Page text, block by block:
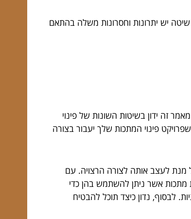
שיטה יש יתרונות וחסרונות משלה בהתאם
זה ידון בשיטות השונות של פינוי
פינוי המתכות שלך יעבור בצורה
מנת לעצב אותה לצורה הרצויה. עם
מתכות אשר ניתן להשתמש בהן כדי
לבסוף, נדון כיצד תוכל להבטיח